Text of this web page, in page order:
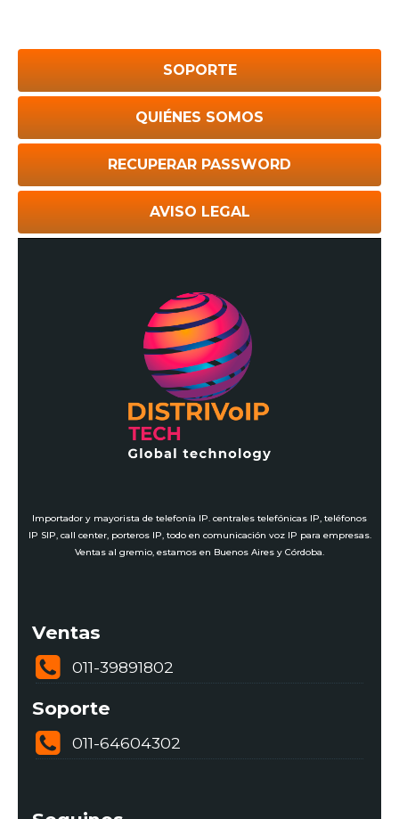
SOPORTE
QUIÉNES SOMOS
RECUPERAR PASSWORD
AVISO LEGAL
Importador y mayorista de telefonía IP. centrales telefónicas IP, teléfonos
IP SIP, call center, porteros IP, todo en comunicación voz IP para empresas.
Ventas al gremio, estamos en Buenos Aires y Córdoba.
Ventas
011-39891802
Soporte
011-64604302